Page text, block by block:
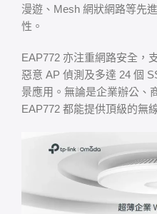
漫遊、Mesh 網狀網路等先
性。
EAP772 亦注重網路安全，
惡意 AP 偵測及多達 24 個
景應用。無論是企業辦公、
EAP772 都能提供頂級的無